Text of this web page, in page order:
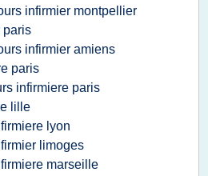
infirmier montpellier
paris
infirmier amiens
paris
infirmiere paris
lille
lyon
limoges
marseille